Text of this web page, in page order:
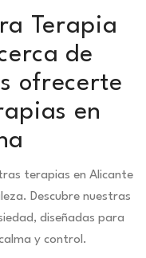
Terapia
de
ofrecerte
en
terapias en Alicante
Descubre nuestras
diseñadas para
y control.